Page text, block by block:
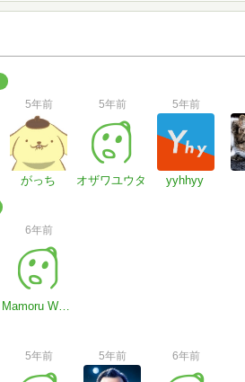
5年前
がっち
5年前
オザワユウタ
5年前
yyhhyy
6年前
Mamoru Watanabe
5年前 5年前 6年前